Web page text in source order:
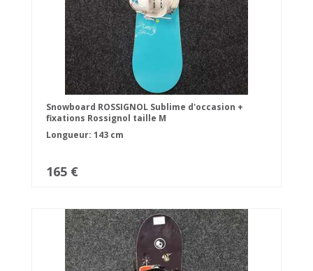
Snowboard ROSSIGNOL Sublime d'occasion +
fixations Rossignol taille M
Longueur: 143 cm
165 €